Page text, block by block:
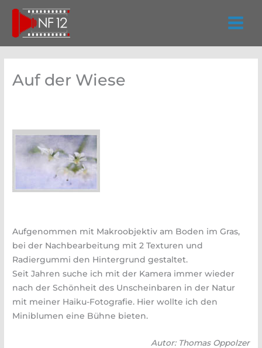
springen
Auf der Wiese
Aufgenommen mit Makroobjektiv am Boden im Gras,
bei der Nachbearbeitung mit 2 Texturen und
Radiergummi den Hintergrund gestaltet.
Seit Jahren suche ich mit der Kamera immer wieder
nach der Schönheit des Unscheinbaren in der Natur
mit meiner Haiku-Fotografie. Hier wollte ich den
Miniblumen eine Bühne bieten.
Autor: Thomas Oppolzer